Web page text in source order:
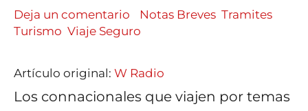
Deja un comentario Notas Breves Tramites
Turismo Viaje Seguro
Artículo original: W Radio
Los connacionales que viajen por temas